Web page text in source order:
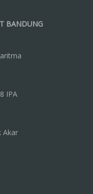
BANDUNG
IPA
Akar